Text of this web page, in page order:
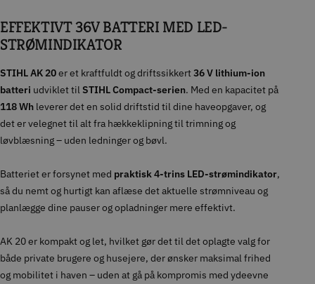
EFFEKTIVT 36V BATTERI MED LED-
STRØMINDIKATOR
STIHL AK 20er et kraftfuldt og driftssikkert36 V lithium-ion
batteri udviklet tilSTIHL Compact-serien. Med en kapacitet på
118 Wh leverer det en solid driftstid til dine haveopgaver, og
det er velegnet til alt fra hækkeklipning til trimning og
løvblæsning – uden ledninger og bøvl.
Batteriet er forsynet med praktisk 4-trins LED-strømindikator,
så du nemt og hurtigt kan aflæse det aktuelle strømniveau og
planlægge dine pauser og opladninger mere effektivt.
AK 20 er kompakt og let, hvilket gør det til det oplagte valg for
både private brugere og husejere, der ønsker maksimal frihed
og mobilitet i haven – uden at gå på kompromis med ydeevne